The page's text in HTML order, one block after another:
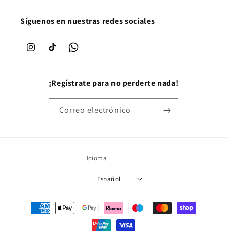
Síguenos en nuestras redes sociales
InstagramTikTok WhatsApp
¡Regístrate para no perderte nada!
Correo electrónico
Idioma
Español
Formas de pago